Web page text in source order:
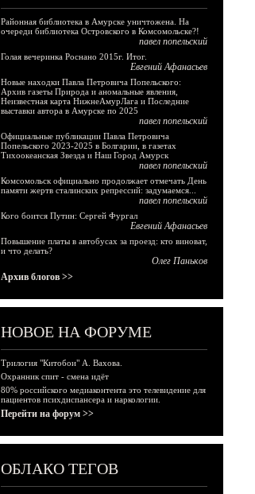
Районная библиотека в Амурске уничтожена. На
очереди библиотека Островского в Комсомольске?!
павел попельский
Голая вечеринка Роснано 2015г. Итог.
Евгений Афанасьев
Новые находки Павла Петровича Попельского:
Архив газеты Природа и аномальные явления,
Неизвестная карта НижнеАмурЛага и Последние
выставки автора в Амурске по 2025
павел попельский
Официальные публикации Павла Петровича
Попельского 2023-2025 в Болгарии, в газетах
Тихоокеанская Звезда и Наш Город Амурск
павел попельский
Комсомольск официально продолжает отмечать День
памяти жертв сталинских репрессий: задумаемся...
павел попельский
Кого боится Путин: Сергей Фургал
Евгений Афанасьев
Повышение платы в автобусах за проезд: кто виноват,
и что делать?
Олег Паньков
Архив блогов >>
НОВОЕ НА ФОРУМЕ
Трилогия "Китобои" А. Вахова.
Охранник спит - смена идёт
80% российского медиаконтента это телевидение для
пациентов психдиспансера и наркологии.
Перейти на форум >>
ОБЛАКО ТЕГОВ